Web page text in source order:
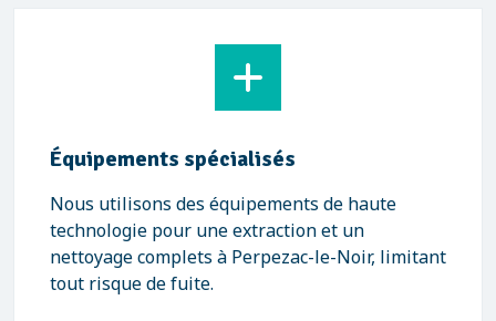
Équipements spécialisés
Nous utilisons des équipements de haute
technologie pour une extraction et un
nettoyage complets à Perpezac-le-Noir, limitant
tout risque de fuite.